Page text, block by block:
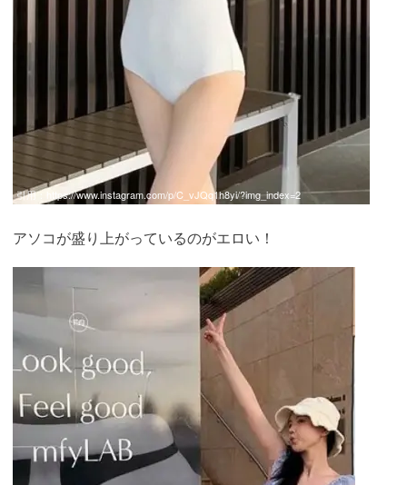
引用： https://www.instagram.com/p/C_vJQq1h8yi/?img_index=2
アソコが盛り上がっているのがエロい！